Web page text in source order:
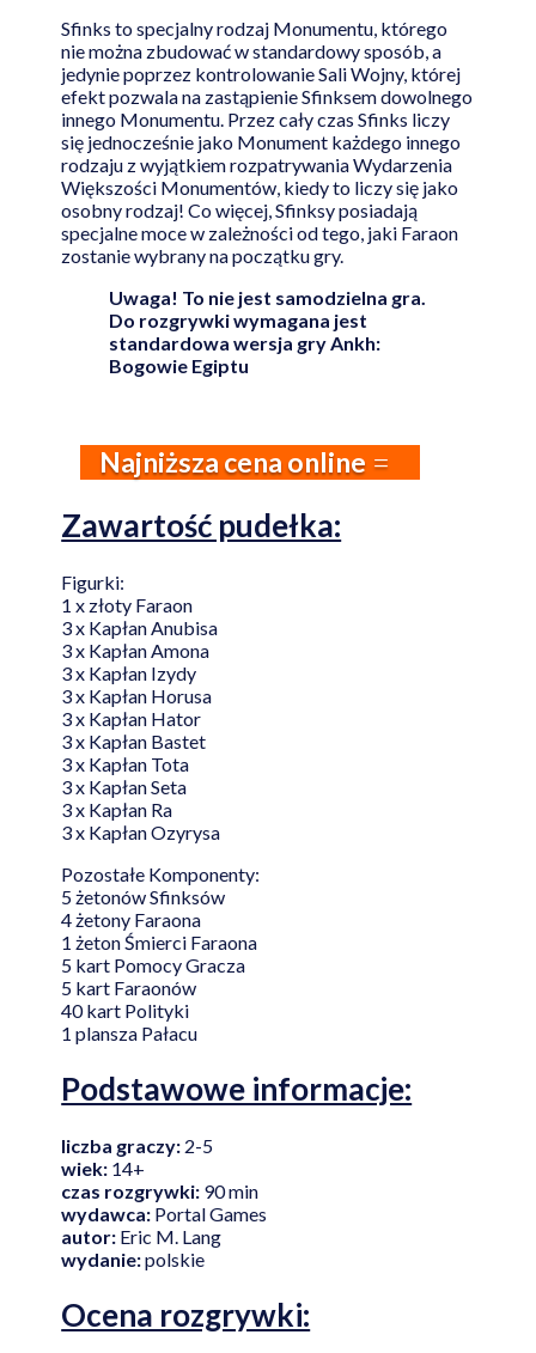
Sfinks to specjalny rodzaj Monumentu, którego
nie można zbudować w standardowy sposób, a
jedynie poprzez kontrolowanie Sali Wojny, której
efekt pozwala na zastąpienie Sfinksem dowolnego
innego Monumentu. Przez cały czas Sfinks liczy
się jednocześnie jako Monument każdego innego
rodzaju z wyjątkiem rozpatrywania Wydarzenia
Większości Monumentów, kiedy to liczy się jako
osobny rodzaj! Co więcej, Sfinksy posiadają
specjalne moce w zależności od tego, jaki Faraon
zostanie wybrany na początku gry.
Uwaga! To nie jest samodzielna gra.
Do rozgrywki wymagana jest
standardowa wersja gry Ankh:
Bogowie Egiptu
Najniższa cena online
Zawartość pudełka:
Figurki:
1 x złoty Faraon
3 x Kapłan Anubisa
3 x Kapłan Amona
3 x Kapłan Izydy
3 x Kapłan Horusa
3 x Kapłan Hator
3 x Kapłan Bastet
3 x Kapłan Tota
3 x Kapłan Seta
3 x Kapłan Ra
3 x Kapłan Ozyrysa
Pozostałe Komponenty:
5 żetonów Sfinksów
4 żetony Faraona
1 żeton Śmierci Faraona
5 kart Pomocy Gracza
5 kart Faraonów
40 kart Polityki
1 plansza Pałacu
Podstawowe informacje:
liczba graczy: 2-5
wiek: 14+
czas rozgrywki: 90 min
wydawca: Portal Games
autor: Eric M. Lang
wydanie:polskie
Ocena rozgrywki: